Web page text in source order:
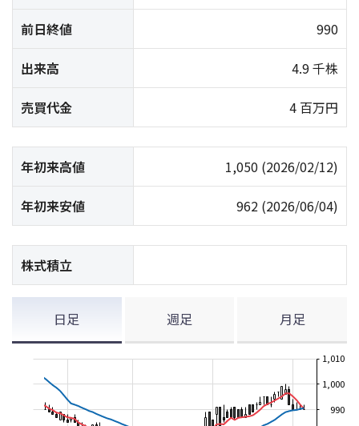
前日終値 990
出来高 4.9 千株
売買代金 4 百万円
年初来高値 1,050 (2026/02/12)
年初来安値 962 (2026/06/04)
株式積立
日足 週足 月足
990
1,000
1,010